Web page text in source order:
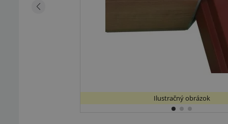
Ilustračný obrázok